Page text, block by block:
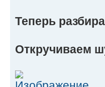
Теперь
Откручиваем